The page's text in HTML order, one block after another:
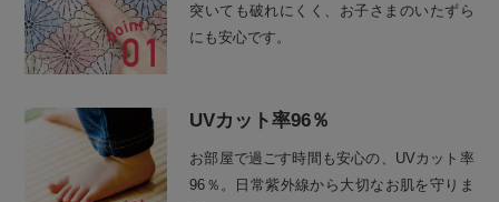
突いても破れにくく、お子さまのいたずら
にも安心です。
UVカット率96％
お部屋で過ごす時間も安心の、UVカット率
96％。日常紫外線から大切なお肌を守りま